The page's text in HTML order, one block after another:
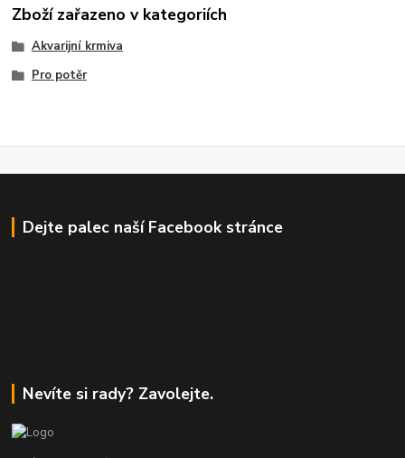
Zboží zařazeno v kategoriích
Akvarijní krmiva
Pro potěr
Dejte palec naší Facebook stránce
Nevíte si rady? Zavolejte.